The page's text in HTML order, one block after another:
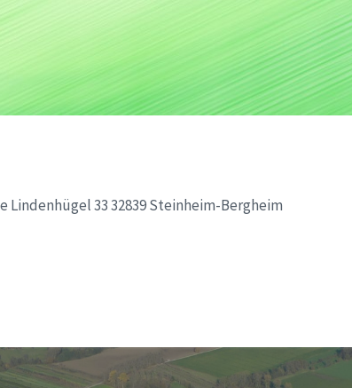
Lindenhügel 33 32839 Steinheim-Bergheim